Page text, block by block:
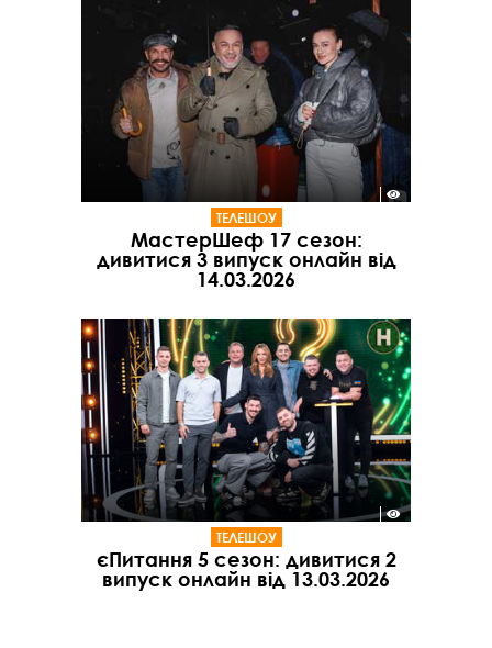
ТЕЛЕШОУ
МастерШеф 17 сезон:
дивитися 3 випуск онлайн від
14.03.2026
ТЕЛЕШОУ
єПитання 5 сезон: дивитися 2
випуск онлайн від 13.03.2026